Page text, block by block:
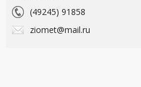
(49245) 91858
ziomet@mail.ru